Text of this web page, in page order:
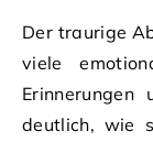
Der traurige
viele
deutlich, wie